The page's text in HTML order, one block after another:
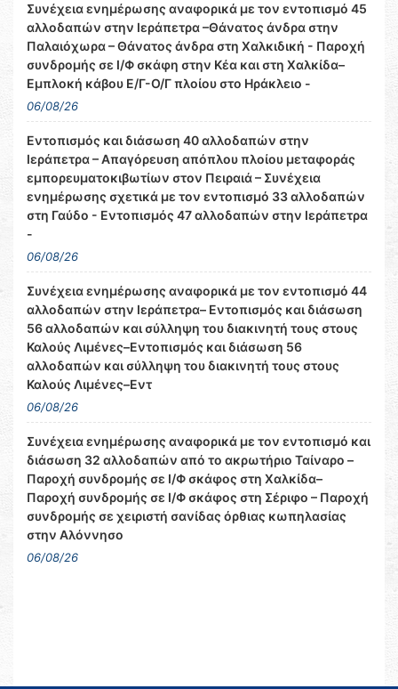
Συνέχεια ενημέρωσης αναφορικά με τον εντοπισμό 45
αλλοδαπών στην Ιεράπετρα –Θάνατος άνδρα στην
Παλαιόχωρα – Θάνατος άνδρα στη Χαλκιδική - Παροχή
συνδρομής σε Ι/Φ σκάφη στην Κέα και στη Χαλκίδα–
Εμπλοκή κάβου Ε/Γ-Ο/Γ πλοίου στο Ηράκλειο -
06/08/26
Εντοπισμός και διάσωση 40 αλλοδαπών στην
Ιεράπετρα – Απαγόρευση απόπλου πλοίου μεταφοράς
εμπορευματοκιβωτίων στον Πειραιά – Συνέχεια
ενημέρωσης σχετικά με τον εντοπισμό 33 αλλοδαπών
στη Γαύδο - Εντοπισμός 47 αλλοδαπών στην Ιεράπετρα
-
06/08/26
Συνέχεια ενημέρωσης αναφορικά με τον εντοπισμό 44
αλλοδαπών στην Ιεράπετρα– Εντοπισμός και διάσωση
56 αλλοδαπών και σύλληψη του διακινητή τους στους
Καλούς Λιμένες–Εντοπισμός και διάσωση 56
αλλοδαπών και σύλληψη του διακινητή τους στους
Καλούς Λιμένες–Εντ
06/08/26
Συνέχεια ενημέρωσης αναφορικά με τον εντοπισμό και
διάσωση 32 αλλοδαπών από το ακρωτήριο Ταίναρο –
Παροχή συνδρομής σε Ι/Φ σκάφος στη Χαλκίδα–
Παροχή συνδρομής σε Ι/Φ σκάφος στη Σέριφο – Παροχή
συνδρομής σε χειριστή σανίδας όρθιας κωπηλασίας
στην Αλόννησο
06/08/26